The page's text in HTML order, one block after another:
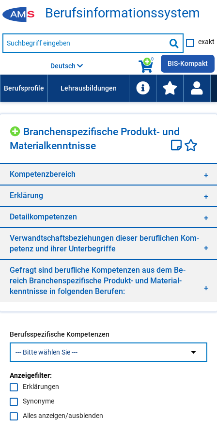
Be­rufs­in­for­ma­ti­ons­sys­tem
Suche
nach
Suche
starten
exakt
0
Deutsch BIS-Kompakt
Bran­chen­spe­zi­fi­sche Pro­dukt- und
Ma­te­ri­al­kennt­nis­se
Kom­pe­tenz­be­reich
Er­klä­rung
De­tail­kom­pe­ten­zen
Ver­wandt­schafts­be­zie­hun­gen die­ser be­ruf­li­chen Kom­
pe­tenz und ih­rer Un­ter­be­grif­fe
Ge­fragt sind be­ruf­li­che Kom­pe­ten­zen aus dem Be­
reich Bran­chen­spe­zi­fi­sche Pro­dukt- und Ma­te­ri­al­
kennt­nis­se in fol­gen­den Be­ru­fen:
Berufsspezifische Kompetenzen
Anzeigefilter:
Erklärungen
Synonyme
Alles anzeigen/ausblenden